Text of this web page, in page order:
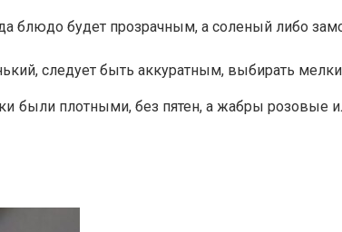
блюдо будет прозрачным, а соленый либо
следует быть аккуратным, выбирать
были плотными, без пятен, а жабры розовые